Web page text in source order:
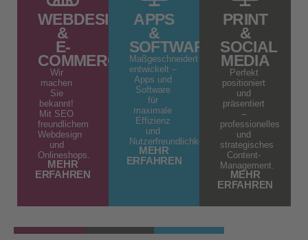
WEBDESIGN
&
E-
COMMERCE
Wir
machen
Sie
bekannt!
Mit SEO
freundlichem
Webdesign
und
Onlineshops.
MEHR
ERFAHREN
APPS
&
SOFTWARE
Maßgeschneidert
entwickelt –
Apps und
Software
für
maximale
Effizienz
und
Nutzerfreundlichkeit.
MEHR
ERFAHREN
PRINT
&
SOCIAL
MEDIA
Perfekt
positioniert
und
präsentiert
–
professionelles
und
strategisches
Content-
Management.
MEHR
ERFAHREN